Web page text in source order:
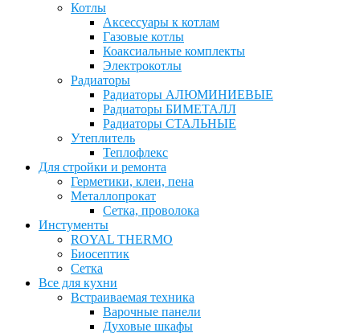
Котлы
Аксессуары к котлам
Газовые котлы
Коаксиальные комплекты
Электрокотлы
Радиаторы
Радиаторы АЛЮМИНИЕВЫЕ
Радиаторы БИМЕТАЛЛ
Радиаторы СТАЛЬНЫЕ
Утеплитель
Теплофлекс
Для стройки и ремонта
Герметики, клеи, пена
Металлопрокат
Сетка, проволока
Инстументы
ROYAL THERMO
Биосептик
Сетка
Все для кухни
Встраиваемая техника
Варочные панели
Духовые шкафы